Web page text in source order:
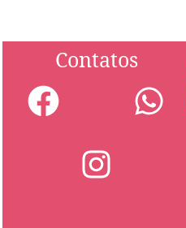
Contatos